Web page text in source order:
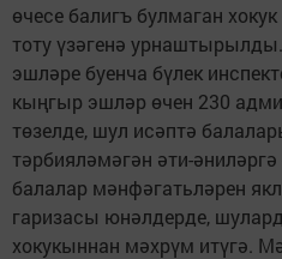
өчесе балигъ булмаган
тоту үзәгенә
эшләре буенча бүлек
кыңгыр эшләр өчен 230
төзелде, шул исәптә
тәрбияләмәгән әти-
балалар мәнфәгатьләрен
гаризасы юнәлдерде,
хокукыннан мәхрүм итүгә.